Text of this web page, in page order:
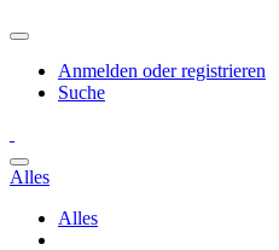
Anmelden oder registrieren
Suche
Alles
Alles